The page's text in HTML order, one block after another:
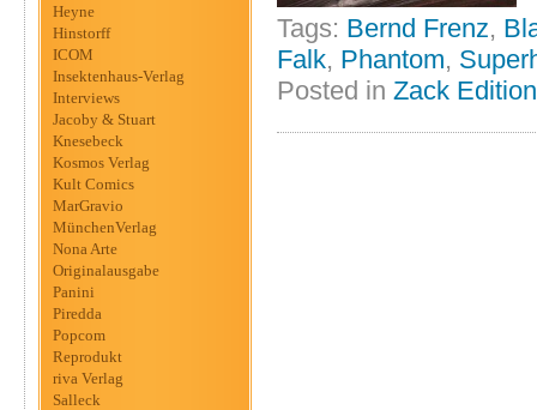
Heyne
Hinstorff
ICOM
Insektenhaus-Verlag
Interviews
Jacoby & Stuart
Knesebeck
Kosmos Verlag
Kult Comics
MarGravio
MünchenVerlag
Nona Arte
Originalausgabe
Panini
Piredda
Popcom
Reprodukt
riva Verlag
Salleck
Tags: Bernd Frenz,
Falk, Phantom,
Posted in Zack Edition